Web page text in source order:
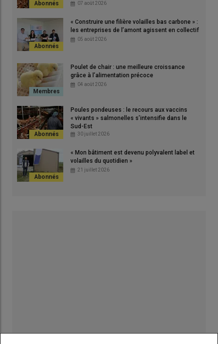
07 août 2026
« Construire une filière volailles bas carbone » :
les entreprises de l’amont agissent en collectif
05 août 2026
Poulet de chair : une meilleure croissance
grâce à l’alimentation précoce
04 août 2026
Poules pondeuses : le recours aux vaccins
« vivants » salmonelles s’intensifie dans le
Sud-Est
30 juillet 2026
« Mon bâtiment est devenu polyvalent label et
volailles du quotidien »
21 juillet 2026